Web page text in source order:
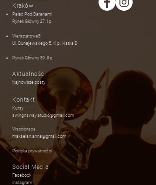
Kraków
Pałac Pod Baranami
Rynek Główny 27, I p.
Warsztatowa5
Ul. Dunajewskiego 5​​, III p., klatka D
Rynek Główny 39, II p.
Aktualności
Najnowsze posty
Kontakt
Kursy
swingnsway.studio@gmail.com
Współpraca
makselan.anna@gmail.com
Polityka prywatności
Social Media
Facebook
Instagram